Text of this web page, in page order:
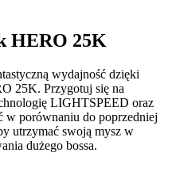
HERO 25K
wydajność dzięki
25K. Przygotuj się na
LIGHTSPEED oraz
w porównaniu do poprzedniej
utrzymać swoją mysz w
dużego bossa.